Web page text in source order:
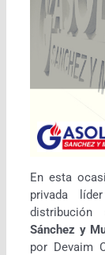
En esta
privada
Sánchez y
por Devaim